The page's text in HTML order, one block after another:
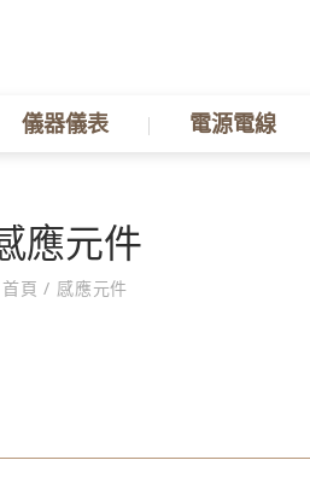
儀器儀表 電源電線
應元件
首頁/ 感應元件